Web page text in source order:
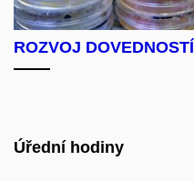
ROZVOJ DOVEDNOSTÍ
Úřední hodiny